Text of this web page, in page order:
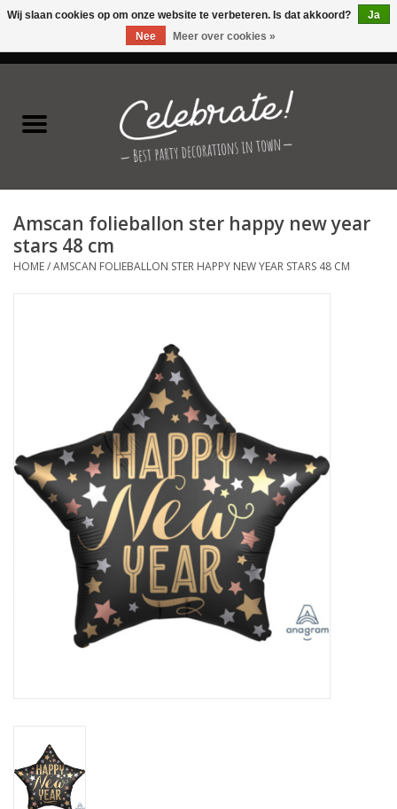
Latex ballonnen
Folie ballonnen
Verjaardag thema's
Schmink&beauty
Accessoires
Amscan folieballon ster happy new year
stars 48 cm
HOME/AMSCAN FOLIEBALLON STER HAPPY NEW YEAR STARS 48 CM
Wij slaan cookies op om onze website te verbeteren. Is dat akkoord?
Ja
Nee
Meer over cookies »